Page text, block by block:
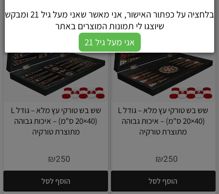
שש בש טורקי עץ מלא – גודל L
(20×40 ס"מ) – איכות גבוהה
מתוצרת טורקיה
₪250
הוסף לסל
שש בש טורקי עץ מלא – גודל L
(20×40 ס"מ) – איכות גבוהה
מתוצרת טורקיה
₪250
הוסף לסל
בלחציה על כפתור האישור, אני מאשר שאני מעל גיל 21 ומבקש
שיוצגו לי תמונות המוצרים באתר
אני מעל גיל 21